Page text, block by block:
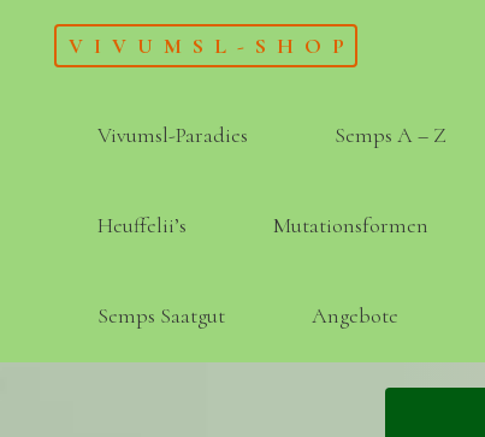
VIVUMSL-SHOP
Vivumsl-Paradies Semps A – Z
Heuffelii’s Mutationsformen
Semps Saatgut Angebote